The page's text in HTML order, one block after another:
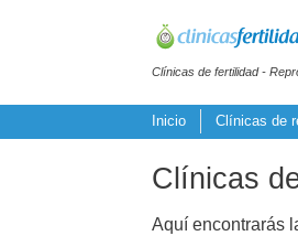
Clínicas de fertilidad -
Inicio Clínicas de
Clínicas
Aquí encontrarás